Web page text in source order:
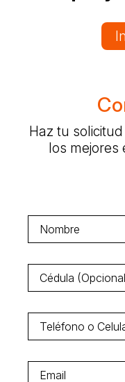
Haz tu
los mejores